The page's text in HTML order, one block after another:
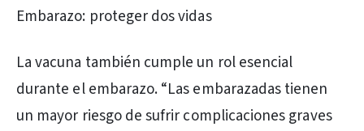
Embarazo: proteger dos vidas
La vacuna también cumple un rol esencial
durante el embarazo. “Las embarazadas tienen
un mayor riesgo de sufrir complicaciones graves